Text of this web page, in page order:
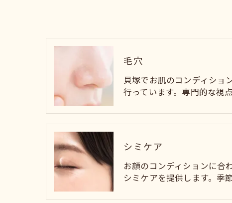
毛穴
貝塚でお肌のコンディショ
行っています。専門的な視
シミケア
お顔のコンディションに合
シミケアを提供します。季